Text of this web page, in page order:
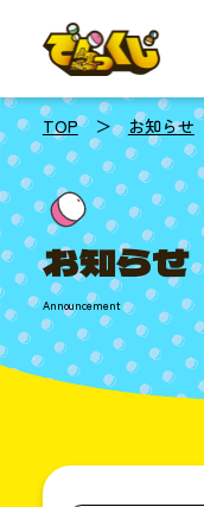
TOP＞お知らせ
お知らせ
Announcement